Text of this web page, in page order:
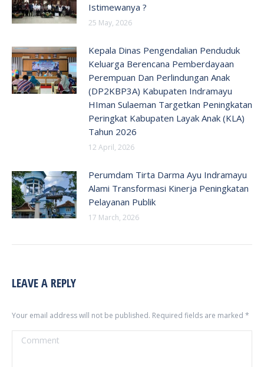
Istimewanya ?
25 May, 2026
Kepala Dinas Pengendalian Penduduk
Keluarga Berencana Pemberdayaan
Perempuan Dan Perlindungan Anak
(DP2KBP3A) Kabupaten Indramayu
HIman Sulaeman Targetkan Peningkatan
Peringkat Kabupaten Layak Anak (KLA)
Tahun 2026
12 April, 2026
Perumdam Tirta Darma Ayu Indramayu
Alami Transformasi Kinerja Peningkatan
Pelayanan Publik
17 March, 2026
LEAVE A REPLY
Your email address will not be published. Required fields are marked *
Comment